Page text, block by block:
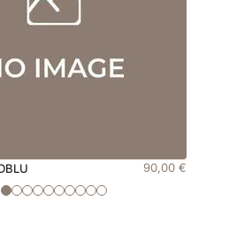
90,00 €